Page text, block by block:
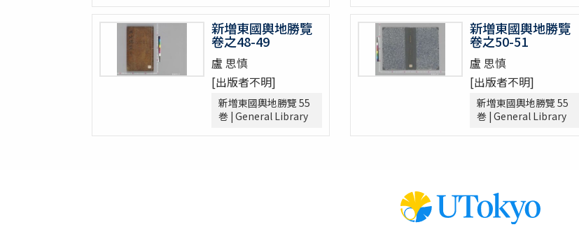
大陵遺稿 11巻
一嚢遺稿 2巻
月沙先生集 63巻附録5巻別集7巻
鶴谷集 9巻附録2巻附1巻
蘭雪軒集
新増東國輿地勝覽
卷之48-49
盧 思慎
[出版者不明]
新増東國輿地勝覽 55
巻 | General Library
新増東國輿地勝覽
卷之50-51
盧 思慎
[出版者不明]
新増東國輿地勝覽 55
巻 | General Library